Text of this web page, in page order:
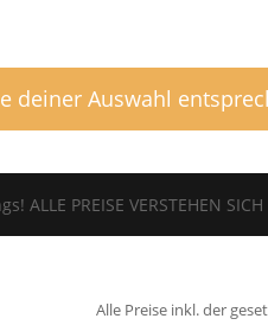
deiner Auswahl
PREISE VERSTEHEN SICH
Alle Preise inkl. der